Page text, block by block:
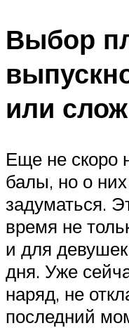
Выбор
или
Еще не скоро
балы, но о
задуматься.
время не
и для
дня. Уже
наряд, не
последний